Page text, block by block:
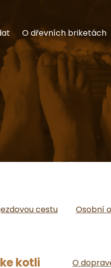
O dřevních briketách
cestu Osobní
kotli O